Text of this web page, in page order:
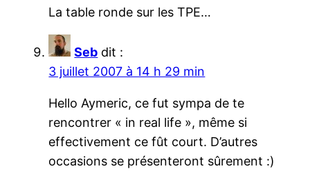
La table ronde sur les TPE…
Seb dit :
3 juillet 2007 à 14 h 29 min
Hello Aymeric, ce fut sympa de te
rencontrer « in real life », même si
effectivement ce fût court. D’autres
occasions se présenteront sûrement :)